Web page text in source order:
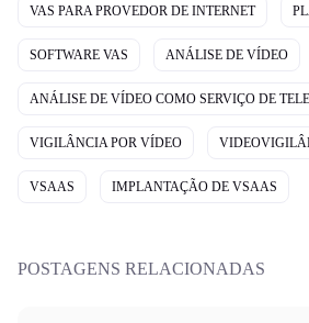
VAS PARA PROVEDOR DE INTERNET
SOFTWARE VAS ANÁLISE DE VÍDEO
ANÁLISE DE VÍDEO COMO SERVIÇO DE
VIGILÂNCIA POR VÍDEO
VSAAS IMPLANTAÇÃO DE VSAAS
POSTAGENS RELACIONADAS